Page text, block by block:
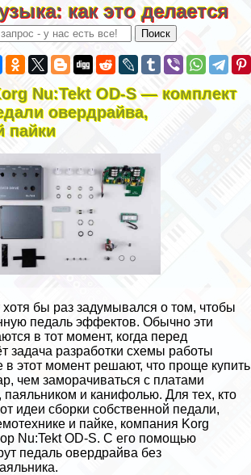
как это делается
Nu:Tekt OD-S — комплект
овердрайва,
пайки
хотя бы раз задумывался о том, чтобы
педаль эффектов. Обычно эти
в тот момент, когда перед
задача разработки схемы работы
этот момент решают, что проще купить
чем заморачиваться с платами
паяльником и канифолью. Для тех, кто
идеи сборки собственной педали,
и пайке, компания Korg
Nu:Tekt OD-S. С его помощью
педаль овердрайва без